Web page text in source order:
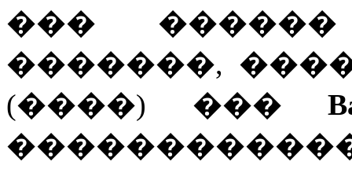
���
�������,
(����) ���